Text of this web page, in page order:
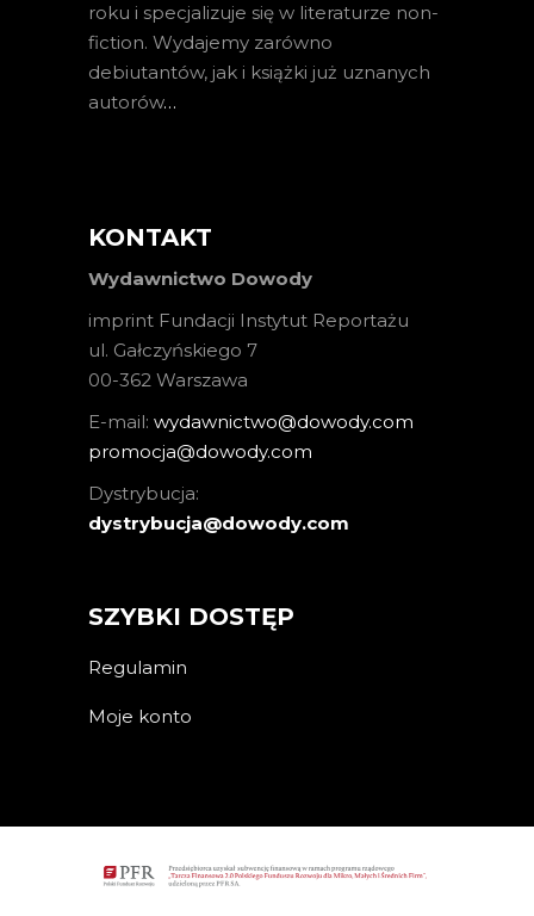
roku i specjalizuje się w literaturze non-
fiction. Wydajemy zarówno
debiutantów, jak i książki już uznanych
autorów…
KONTAKT
Wydawnictwo Dowody
imprint Fundacji Instytut Reportażu
ul. Gałczyńskiego 7
00-362 Warszawa
E-mail: wydawnictwo@dowody.com
promocja@dowody.com
Dystrybucja:
dystrybucja@dowody.com
SZYBKI DOSTĘP
Regulamin
Moje konto